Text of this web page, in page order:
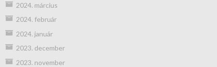
2024. március
2024. február
2024. január
2023. december
2023. november